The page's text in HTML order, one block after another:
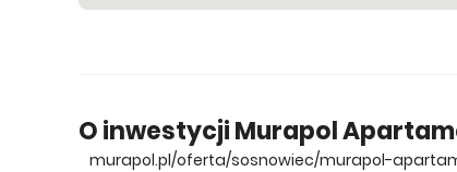
O inwestycji Murapol
murapol.pl/oferta/sosnowiec/murapol-